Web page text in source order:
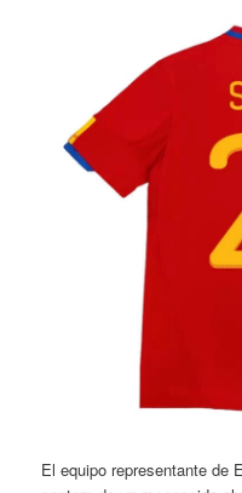
El equipo representante de